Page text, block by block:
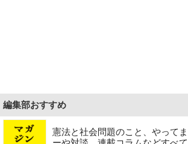
編集部おすすめ
憲法と社会問題のこと、やって